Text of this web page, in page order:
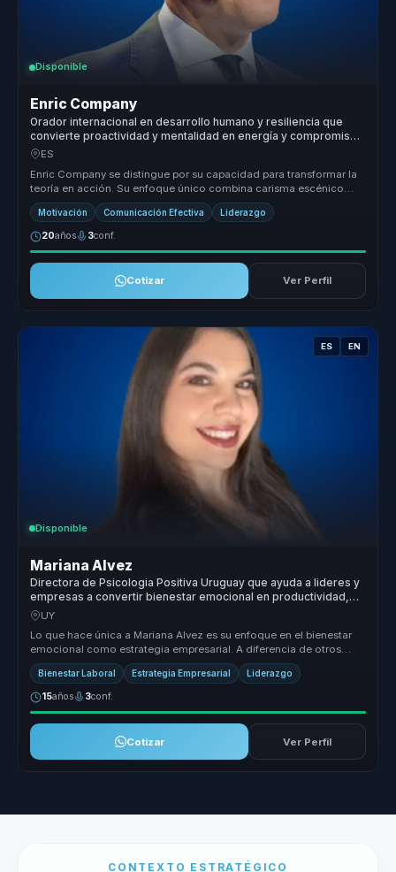
Disponible
Enric Company
Orador internacional en desarrollo humano y resiliencia que
convierte proactividad y mentalidad en energía y compromiso
para equipos.
ES
Enric Company se distingue por su capacidad para transformar la
teoría en acción. Su enfoque único combina carisma escénico
con conocimie...
Motivación Comunicación Efectiva Liderazgo
20años 3conf.
Cotizar Ver Perfil
ES EN
Disponible
Mariana Alvez
Directora de Psicologia Positiva Uruguay que ayuda a lideres y
empresas a convertir bienestar emocional en productividad,
resiliencia y culturas saludables.
UY
Lo que hace única a Mariana Alvez es su enfoque en el bienestar
emocional como estrategia empresarial. A diferencia de otros
conferencist...
Bienestar Laboral Estrategia Empresarial Liderazgo
15años 3conf.
Cotizar Ver Perfil
CONTEXTO ESTRATÉGICO